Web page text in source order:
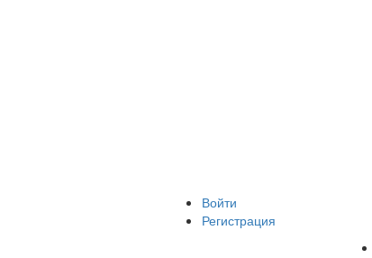
Войти
Регистрация